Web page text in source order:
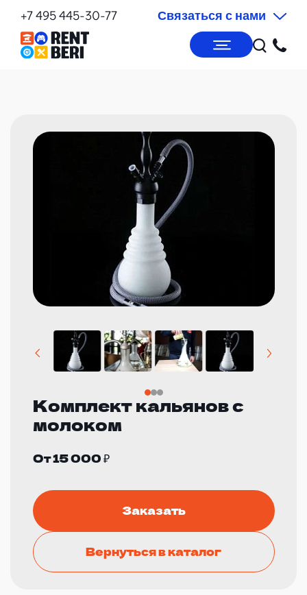
+7 495 445-30-77 Связаться с нами
Комплект кальянов с
молоком
От 15 000 ₽
Заказать
Вернуться в каталог